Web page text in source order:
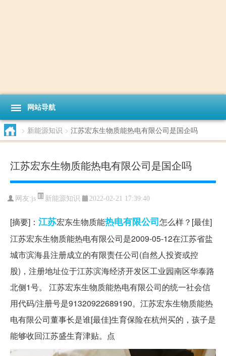
网站导航
> 新能源知识 > 江苏宏东生物质能热电有限公司是国企吗
江苏宏东生物质能热电有限公司是国企吗
网友:js 新能源知识 2022-02-21 17:39:40
[摘要]： 江苏宏东生物质能热电有限公司怎么样？[最佳]
江苏宏东生物质能热电有限公司是2009-05-12在江苏省盐
城市滨海县注册成立的有限责任公司(自然人投资或控
股)，注册地址位于江苏滨海经济开发区工业园南区华泰路
北侧1号。 江苏宏东生物质能热电有限公司的统一社会信
用代码/注册号是91320922689190。江苏宏东生物质能热
电有限公司董事长是谁[最佳]生育保险在杭州买的，孩子是
能够收回江苏盛生育津贴。点